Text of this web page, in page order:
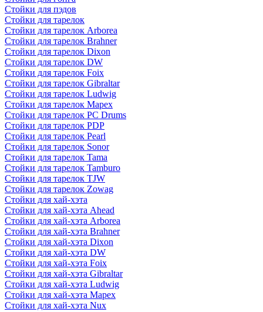
Стойки для пэдов
Стойки для тарелок
Стойки для тарелок Arborea
Стойки для тарелок Brahner
Стойки для тарелок Dixon
Стойки для тарелок DW
Стойки для тарелок Foix
Стойки для тарелок Gibraltar
Стойки для тарелок Ludwig
Стойки для тарелок Mapex
Стойки для тарелок PC Drums
Стойки для тарелок PDP
Стойки для тарелок Pearl
Стойки для тарелок Sonor
Стойки для тарелок Tama
Стойки для тарелок Tamburo
Стойки для тарелок TJW
Стойки для тарелок Zowag
Стойки для хай-хэта
Стойки для хай-хэта Ahead
Стойки для хай-хэта Arborea
Стойки для хай-хэта Brahner
Стойки для хай-хэта Dixon
Стойки для хай-хэта DW
Стойки для хай-хэта Foix
Стойки для хай-хэта Gibraltar
Стойки для хай-хэта Ludwig
Стойки для хай-хэта Mapex
Стойки для хай-хэта Nux